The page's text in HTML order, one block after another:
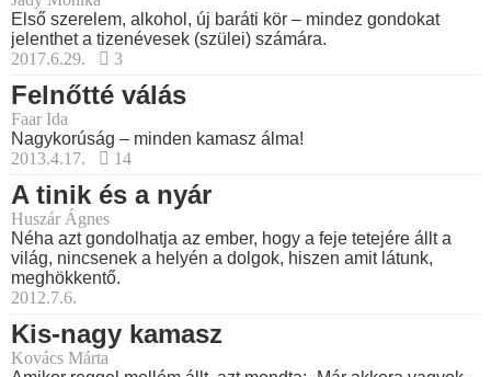
Első szerelem, alkohol, új baráti kör – mindez gondokat
jelenthet a tizenévesek (szülei) számára.
2017.6.29.
3
Felnőtté válás
Faar Ida
Nagykorúság – minden kamasz álma!
2013.4.17.
14
A tinik és a nyár
Huszár Ágnes
Néha azt gondolhatja az ember, hogy a feje tetejére állt a
világ, nincsenek a helyén a dolgok, hiszen amit látunk,
meghökkentő.
2012.7.6.
Kis-nagy kamasz
Kovács Márta